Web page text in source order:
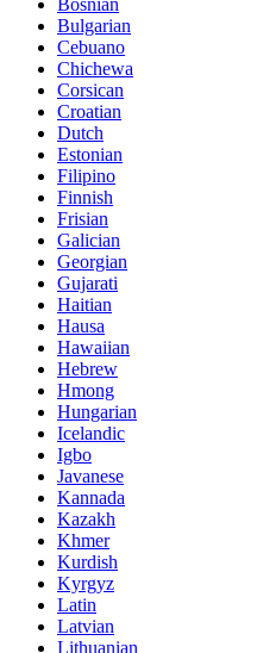
Bosnian
Bulgarian
Cebuano
Chichewa
Corsican
Croatian
Dutch
Estonian
Filipino
Finnish
Frisian
Galician
Georgian
Gujarati
Haitian
Hausa
Hawaiian
Hebrew
Hmong
Hungarian
Icelandic
Igbo
Javanese
Kannada
Kazakh
Khmer
Kurdish
Kyrgyz
Latin
Latvian
Lithuanian